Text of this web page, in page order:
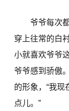
爷爷每次都
穿上往常的白
小就喜欢爷爷
爷爷感到骄傲
的形象，“我
点儿。”